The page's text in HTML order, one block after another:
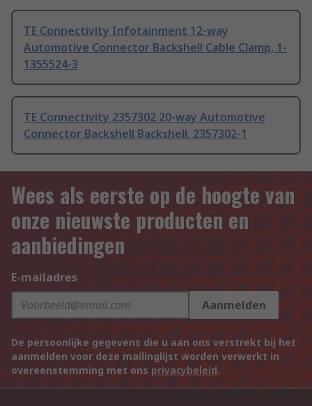
TE Connectivity Infotainment 12-way
Automotive Connector Backshell Cable Clamp, 1-
1355524-3
TE Connectivity 2357302 20-way Automotive
Connector Backshell Backshell, 2357302-1
Wees als eerste op de hoogte van
onze nieuwste producten en
aanbiedingen
E-mailadres
Aanmelden
De persoonlijke gegevens die u aan ons verstrekt bij het
aanmelden voor deze mailinglijst worden verwerkt in
overeenstemming met ons privacybeleid.